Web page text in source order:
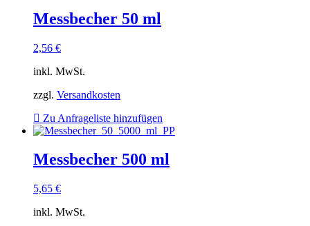
Messbecher 50 ml
2,56 €
inkl. MwSt.
zzgl. Versandkosten
Zu Anfrageliste hinzufügen
Messbecher 500 ml
5,65 €
inkl. MwSt.